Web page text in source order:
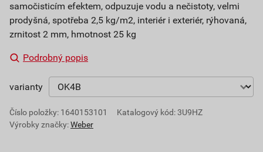
samočisticím efektem, odpuzuje vodu a nečistoty, velmi
prodyšná, spotřeba 2,5 kg/m2, interiér i exteriér, rýhovaná,
zrnitost 2 mm, hmotnost 25 kg
Podrobný popis
varianty
Číslo položky: 1640153101
Katalogový kód: 3U9HZ
Výrobky značky:Weber